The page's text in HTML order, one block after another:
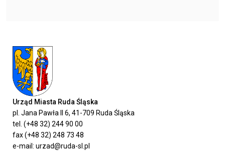
Urząd Miasta Ruda Śląska
pl. Jana Pawła II 6, 41-709 Ruda Śląska
tel. (+48 32) 244 90 00
fax (+48 32) 248 73 48
e-mail: urzad@ruda-sl.pl